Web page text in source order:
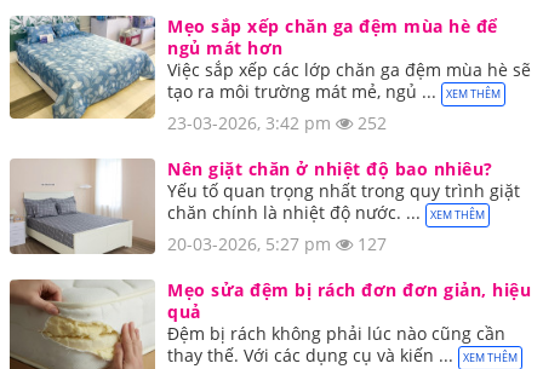
Mẹo sắp xếp chăn ga đệm mùa hè để
ngủ mát hơn
Việc sắp xếp các lớp chăn ga đệm mùa hè sẽ
tạo ra môi trường mát mẻ, ngủ ...
XEM THÊM
23-03-2026, 3:42 pm
252
Nên giặt chăn ở nhiệt độ bao nhiêu?
Yếu tố quan trọng nhất trong quy trình giặt
chăn chính là nhiệt độ nước. ...
XEM THÊM
20-03-2026, 5:27 pm
127
Mẹo sửa đệm bị rách đơn đơn giản, hiệu
quả
Đệm bị rách không phải lúc nào cũng cần
thay thế. Với các dụng cụ và kiến ...
XEM THÊM